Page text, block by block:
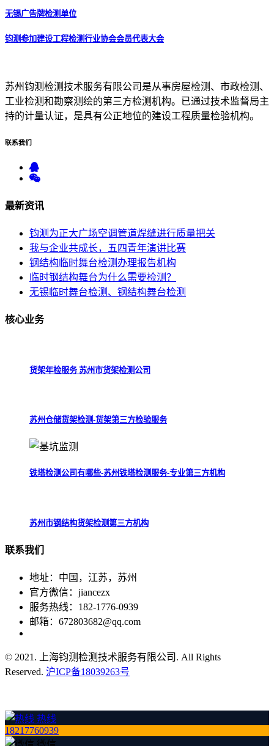
无锡广告牌检测单位
钧测参加建设工程检测行业协会会员代表大会
苏州钧测检测技术服务有限公司是从事房屋检测、市政检测、
工业检测和勘察测绘的第三方检测机构。已通过技术监督局主
持的计量认证，是具有公正地位的建设工程质量检验机构。
联系我们
最新资讯
钧测为正大广场空调管道焊缝进行质量把关
我与企业共成长，五四青年演讲比赛
钢结构临时舞台检测办理报告机构
临时钢结构舞台为什么需要检测？
无锡临时舞台检测、钢结构舞台检测
核心业务
货架年检服务 苏州市货架检测公司
苏州仓储货架检测-货架第三方检验服务
铁塔检测公司有哪些-苏州铁塔检测服务-专业第三方机构
苏州市钢结构货架检测第三方机构
联系我们
地址：中国，江苏，苏州
官方微信：jiancezx
服务热线：182-1776-0939
邮箱：672803682@qq.com
© 2021. 上海钧测检测技术服务有限公司. All Rights
Reserved. 沪ICP备18039263号
热线
18217760939